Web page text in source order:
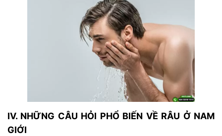
IV. NHỮNG CÂU HỎI PHỔ BIẾN VỀ RÂU Ở NAM
GIỚI